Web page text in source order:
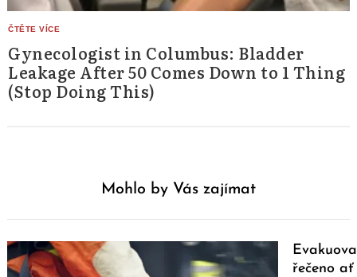
Gynecologist in Columbus: Bladder
Leakage After 50 Comes Down to 1 Thing
(Stop Doing This)
Mohlo by Vás zajímat
řečeno